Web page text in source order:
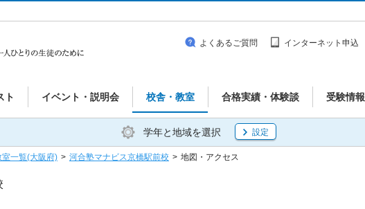
ト イベント・説明会 校舎・教室 合格実績・体験談 受験情報
よくあるご質問 インターネット申込
学年と地域を選択 設定
室一覧(大阪府) > 河合塾マナビス京橋駅前校 > 地図・アクセス